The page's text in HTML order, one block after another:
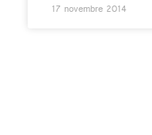
17 novembre 2014